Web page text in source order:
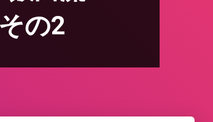
の2